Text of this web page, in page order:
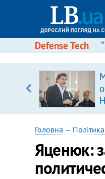
Defense Tech
Головна — Політика
Яценюк: